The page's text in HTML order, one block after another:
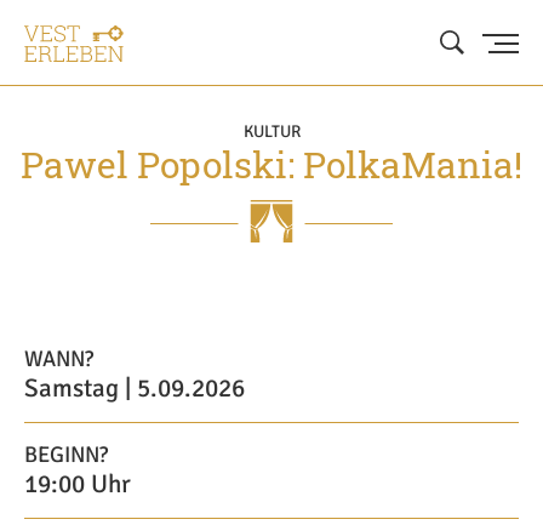
KULTUR
Pawel Popolski: PolkaMania!
WANN?
Samstag | 5.09.2026
BEGINN?
19:00 Uhr